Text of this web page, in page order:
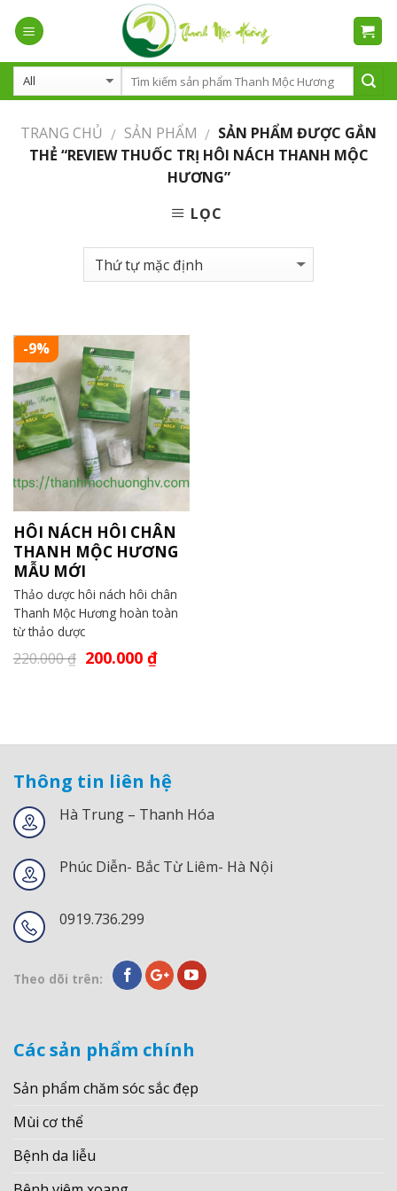
TRANG CHỦ / SẢN PHẨM / SẢN PHẨM ĐƯỢC GẮN
THẺ “REVIEW THUỐC TRỊ HÔI NÁCH THANH MỘC
HƯƠNG”
LỌC
-9%
HÔI NÁCH HÔI CHÂN
THANH MỘC HƯƠNG
MẪU MỚI
Thảo dược hôi nách hôi chân
Thanh Mộc Hương hoàn toàn
từ thảo dược
220.000₫ 200.000 ₫
Thông tin liên hệ
Hà Trung – Thanh Hóa
Phúc Diễn- Bắc Từ Liêm- Hà Nội
0919.736.299
Theo dõi trên:
Các sản phẩm chính
Sản phẩm chăm sóc sắc đẹp
Mùi cơ thể
Bệnh da liễu